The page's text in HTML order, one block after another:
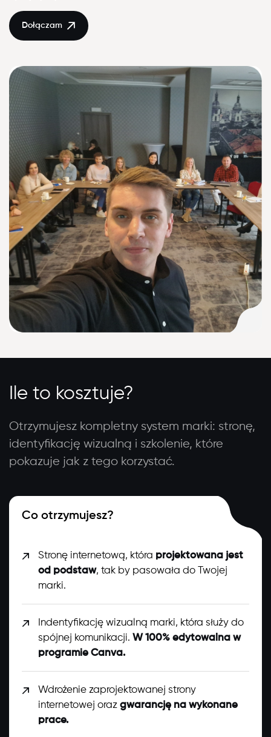
Dołączam
Ile to kosztuje?
Otrzymujesz kompletny system marki: stronę,
identyfikację wizualną i szkolenie, które
pokazuje jak z tego korzystać.
Co otrzymujesz?
Stronę internetową, która projektowana jest
od podstaw, tak by pasowała do Twojej
marki.
Indentyfikację wizualną marki, która służy do
spójnej komunikacji. W 100% edytowalna w
programie Canva.
Wdrożenie zaprojektowanej strony
internetowej oraz gwarancję na wykonane
prace.